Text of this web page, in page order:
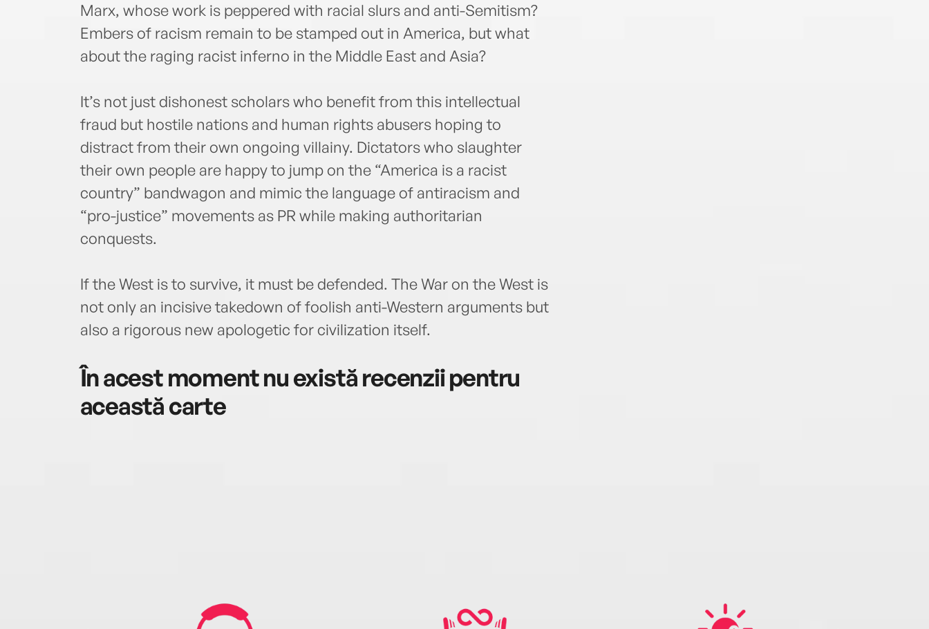
Marx, whose work is peppered with racial slurs and anti-Semitism?
Embers of racism remain to be stamped out in America, but what
about the raging racist inferno in the Middle East and Asia?
It’s not just dishonest scholars who benefit from this intellectual
fraud but hostile nations and human rights abusers hoping to
distract from their own ongoing villainy. Dictators who slaughter
their own people are happy to jump on the “America is a racist
country” bandwagon and mimic the language of antiracism and
“pro-justice” movements as PR while making authoritarian
conquests.
If the West is to survive, it must be defended. The War on the West is
not only an incisive takedown of foolish anti-Western arguments but
also a rigorous new apologetic for civilization itself.
În acest moment nu există recenzii pentru
această carte